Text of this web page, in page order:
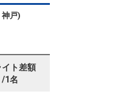
戸)
イト差額
/1名
+1,100円
+1,100円